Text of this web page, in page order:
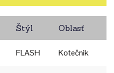
Štýl Oblasť
FLASH Kotečnik